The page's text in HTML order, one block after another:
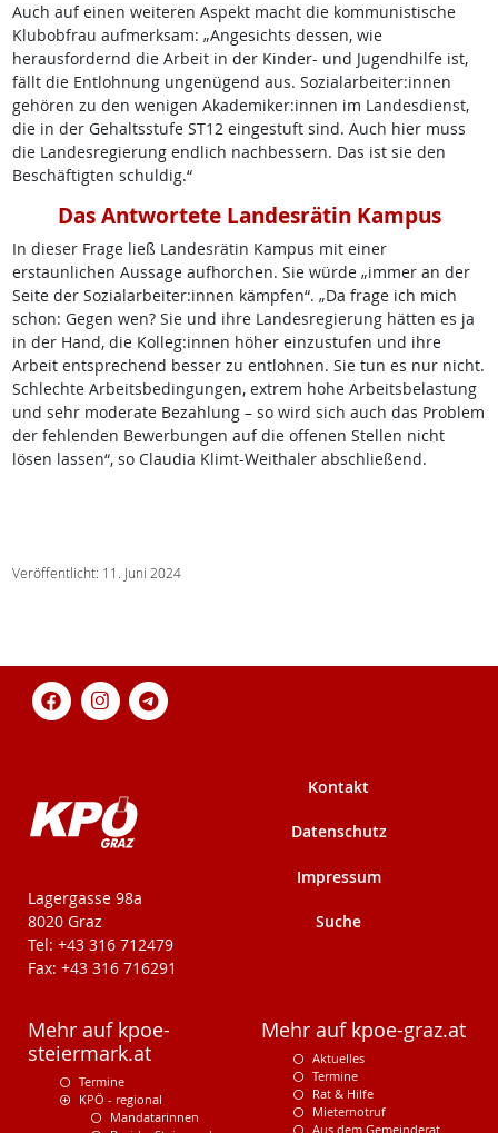
Auch auf einen weiteren Aspekt macht die kommunistische
Klubobfrau aufmerksam: „Angesichts dessen, wie
herausfordernd die Arbeit in der Kinder- und Jugendhilfe ist,
fällt die Entlohnung ungenügend aus. Sozialarbeiter:innen
gehören zu den wenigen Akademiker:innen im Landesdienst,
die in der Gehaltsstufe ST12 eingestuft sind. Auch hier muss
die Landesregierung endlich nachbessern. Das ist sie den
Beschäftigten schuldig.“
Das Antwortete Landesrätin Kampus
In dieser Frage ließ Landesrätin Kampus mit einer
erstaunlichen Aussage aufhorchen. Sie würde „immer an der
Seite der Sozialarbeiter:innen kämpfen“. „Da frage ich mich
schon: Gegen wen? Sie und ihre Landesregierung hätten es ja
in der Hand, die Kolleg:innen höher einzustufen und ihre
Arbeit entsprechend besser zu entlohnen. Sie tun es nur nicht.
Schlechte Arbeitsbedingungen, extrem hohe Arbeitsbelastung
und sehr moderate Bezahlung – so wird sich auch das Problem
der fehlenden Bewerbungen auf die offenen Stellen nicht
lösen lassen“, so Claudia Klimt-Weithaler abschließend.
Veröffentlicht: 11. Juni 2024
KPÖ-Steiermark
Lagergasse 98a
8020 Graz
Tel: +43 316 712479
Fax: +43 316 716291
Kontakt
Datenschutz
Impressum
Suche
Mehr auf kpoe-
steiermark.at
Termine
KPÖ - regional
Mandatarinnen
Mehr auf kpoe-graz.at
Aktuelles
Termine
Rat & Hilfe
Mieternotruf
Aus dem Gemeinderat